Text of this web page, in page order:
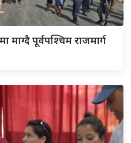
माग्दै पूर्वपश्चिम राजमार्ग